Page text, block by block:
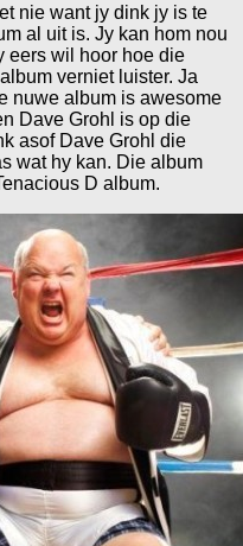
nie want jy dink jy is te
al uit is. Jy kan hom nou
eers wil hoor hoe die
verniet luister. Ja
nuwe album is awesome
Dave Grohl is op die
asof Dave Grohl die
wat hy kan. Die album
D album.